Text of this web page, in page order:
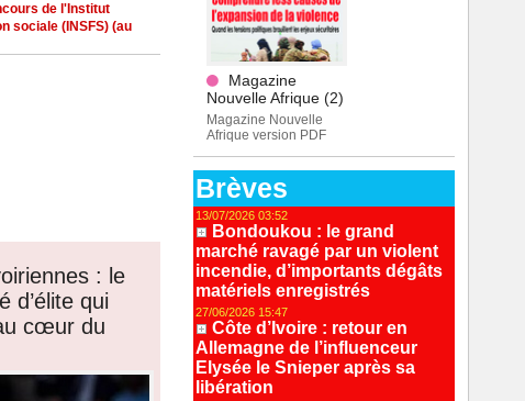
de l'Institut
sociale (INSFS) (au
: le
d’élite qui
cœur du
Magazine
Nouvelle Afrique (2)
Magazine Nouvelle
Afrique version PDF
Brèves
13/07/2026 03:52
Bondoukou : le grand
marché ravagé par un violent
incendie, d’importants dégâts
matériels enregistrés
27/06/2026 15:47
Côte d’Ivoire : retour en
Allemagne de l’influenceur
Elysée le Snieper après sa
libération